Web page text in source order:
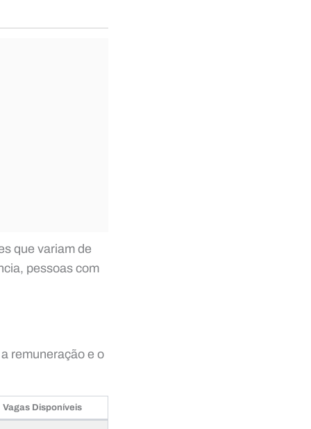
que variam de
pessoas com
remuneração e o
Vagas Disponíveis